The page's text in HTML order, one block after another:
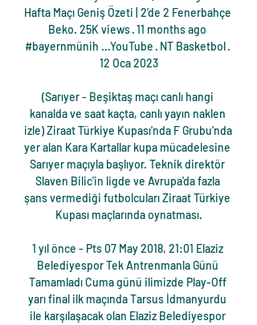
Hafta Maçı Geniş Özeti | 2'de 2 Fenerbahçe
Beko. 25K views · 11 months ago
#bayernmünih ...YouTube · NT Basketbol ·
12 Oca 2023
(Sarıyer - Beşiktaş maçı canlı hangi
kanalda ve saat kaçta, canlı yayın naklen
izle) Ziraat Türkiye Kupası'nda F Grubu'nda
yer alan Kara Kartallar kupa mücadelesine
Sarıyer maçıyla başlıyor. Teknik direktör
Slaven Bilic'in ligde ve Avrupa'da fazla
şans vermediği futbolcuları Ziraat Türkiye
Kupası maçlarında oynatması.
1 yıl önce - Pts 07 May 2018, 21:01 Elaziz
Belediyespor Tek Antrenmanla Günü
Tamamladı Cuma günü ilimizde Play-Off
yarı final ilk maçında Tarsus İdmanyurdu
ile karşılaşacak olan Elaziz Belediyespor